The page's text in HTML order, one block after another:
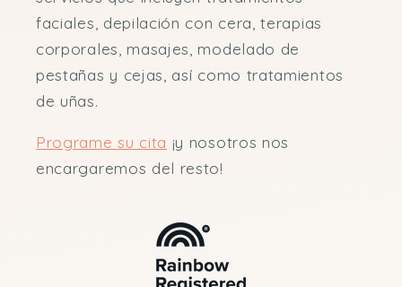
faciales, depilación con cera, terapias
corporales, masajes, modelado de
pestañas y cejas, así como tratamientos
de uñas.
Programe su cita ¡y nosotros nos
encargaremos del resto!